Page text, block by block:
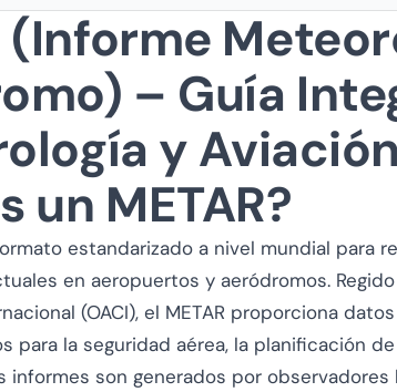
(Informe
– Guía
y Aviación
un METAR?
estandarizado a nivel mundial para
en aeropuertos y aeródromos.
(OACI), el METAR proporciona
para la seguridad aérea, la planificación
informes son generados por